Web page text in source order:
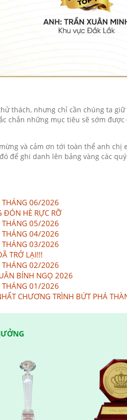
thách, nhưng chỉ cần chúng ta
chắn những mục tiêu sẽ sớm
và cảm ơn tới toàn thể anh chị
để ghi danh lên bảng vàng các
THÁNG 06/2026
ĐÓN HÈ RỰC RỠ
THÁNG 05/2026
THÁNG 04/2026
THÁNG 03/2026
TRỞ LẠI!!!
THÁNG 02/2026
BÍNH NGỌ 2026
THÁNG 01/2026
CHƯƠNG TRÌNH BỨT PHÁ